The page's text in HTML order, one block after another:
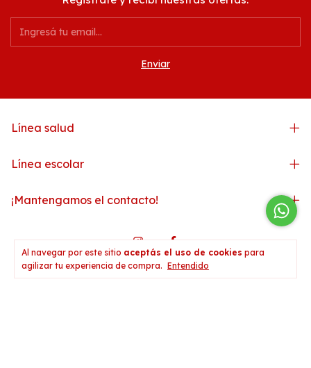
Al navegar por este sitio aceptás el uso de cookies para
agilizar tu experiencia de compra. Entendido
Línea salud
Línea escolar
¡Mantengamos el contacto!